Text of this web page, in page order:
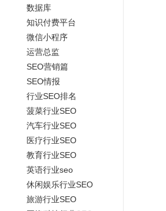
数据库
知识付费平台
微信小程序
运营总监
SEO营销篇
SEO情报
行业SEO排名
菠菜行业SEO
汽车行业SEO
医疗行业SEO
教育行业SEO
英语行业seo
休闲娱乐行业SEO
旅游行业SEO